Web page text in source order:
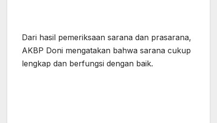
Dari hasil pemeriksaan sarana dan prasarana,
AKBP Doni mengatakan bahwa sarana cukup
lengkap dan berfungsi dengan baik.